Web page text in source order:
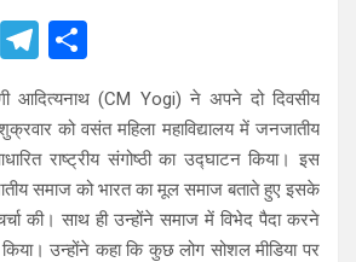
X
T
el
e
gr
a
m
h
ar
e
आदित्यनाथ (CM Yogi) ने अपने दो दिवसीय
को वसंत महिला महाविद्यालय में जनजातीय
राष्ट्रीय संगोष्ठी का उद्घाटन किया। इस
समाज को भारत का मूल समाज बताते हुए इसके
की। साथ ही उन्होंने समाज में विभेद पैदा करने
किया। उन्होंने कहा कि कुछ लोग सोशल मीडिया पर